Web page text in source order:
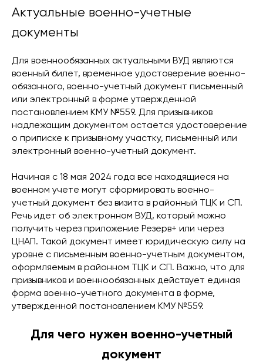
Актуальные военно-учетные
документы
Для военнообязанных актуальными ВУД являются
военный билет, временное удостоверение военно-
обязанного, военно-учетный документ письменный
или электронный в форме утвержденной
постановлением КМУ №559. Для призывников
надлежащим документом остается удостоверение
о приписке к призывному участку, письменный или
электронный военно-учетный документ.
Начиная с 18 мая 2024 года все находящиеся на
военном учете могут сформировать военно-
учетный документ без визита в районный ТЦК и СП.
Речь идет об электронном ВУД, который можно
получить через приложение Резерв+ или через
ЦНАП. Такой документ имеет юридическую силу на
уровне с письменным военно-учетным документом,
оформляемым в районном ТЦК и СП. Важно, что для
призывников и военнообязанных действует единая
форма военно-учетного документа в форме,
утвержденной постановлением КМУ №559.
Для чего нужен военно-учетный
документ